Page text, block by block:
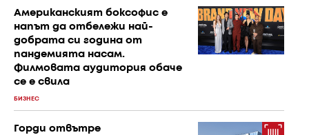
Американският боксофис е
напът да отбележи най-
добрата си година от
пандемията насам.
Филмовата аудитория обаче
се е свила
БИЗНЕС
Горди отвътре